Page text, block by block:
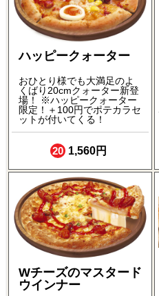
ハッピークォーター
おひとり様でも大満足のよ
くばり20cmクォーター新登
場！ ※ハッピークォーター
限定！＋100円でポテカラセ
ットが付いてくる！
201,560円
Wチーズのマスタード
ウインナー